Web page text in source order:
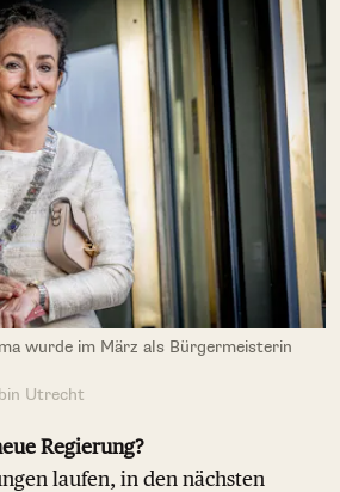
wurde im März als Bürgermeisterin
Utrecht
Regierung?
laufen, in den nächsten